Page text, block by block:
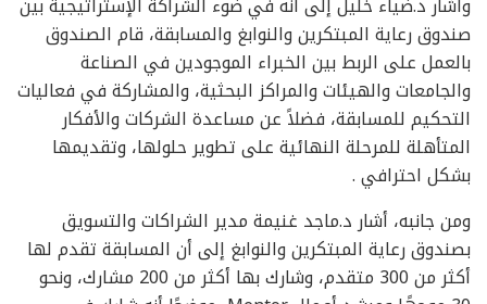
صندوق رعاية المبتكرين والنوابغ والمسابقة، قام الصندوق
بالعمل على الربط بين الخبراء الموجودين في الصناعة
والجامعات والهيئات والمراكز البحثية، والمشاركة في فعاليات
التحكيم للمسابقة، فضلاً عن مساعدة الشركات والأفكار
المتأهلة للمرحلة النهائية على تطوير حلولها، وتقديمها
بشكل احترافي .
ومن جانبه، أشار د.ماجد غنيمة مدير الشراكات والتسويق
بصندوق رعاية المبتكرين والنوابغ إلى أن المسابقة تقدم لها
أكثر من 300 متقدم، وشارك بها أكثر من 200 مشارك، ونحو